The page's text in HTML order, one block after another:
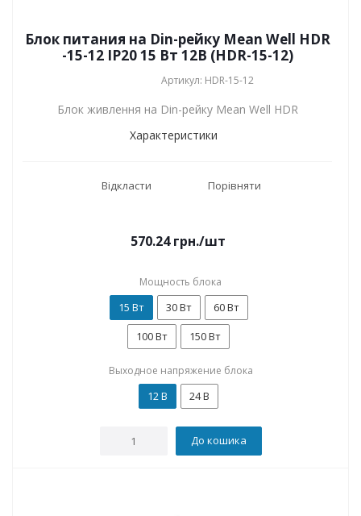
Блок питания на Din-рейку Mean Well HDR
-15-12 IP20 15 Вт 12В (HDR-15-12)
Артикул: HDR-15-12
Блок живлення на Din-рейку Mean Well HDR
Характеристики
Відкласти Порівняти
570.24грн./шт
Мощность блока
15 Вт 30 Вт
60 Вт
100 Вт
150 Вт
Выходное напряжение блока
12 В 24 В
До кошика